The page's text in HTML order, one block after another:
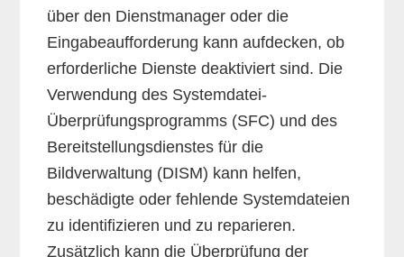
über den Dienstmanager oder die
Eingabeaufforderung kann aufdecken, ob
erforderliche Dienste deaktiviert sind. Die
Verwendung des Systemdatei-
Überprüfungsprogramms (SFC) und des
Bereitstellungsdienstes für die
Bildverwaltung (DISM) kann helfen,
beschädigte oder fehlende Systemdateien
zu identifizieren und zu reparieren.
Zusätzlich kann die Überprüfung der